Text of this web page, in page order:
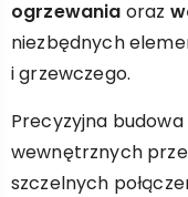
ogrzewania oraz
niezbędnych
i grzewczego.
Precyzyjna
wewnętrznych
szczelnych